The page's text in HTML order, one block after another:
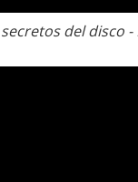
del disco -